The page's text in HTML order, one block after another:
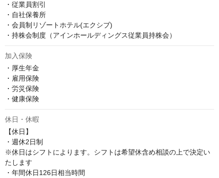
・従業員割引
・自社保養所
・会員制リゾートホテル(エクシブ)
・持株会制度（アインホールディングス従業員持株会）
加入保険
・厚生年金
・雇用保険
・労災保険
・健康保険
休日・休暇
【休日】
・週休2日制
※休日はシフトによります。シフトは希望休含め相談の上で決定い
たします
・年間休日126日相当時間